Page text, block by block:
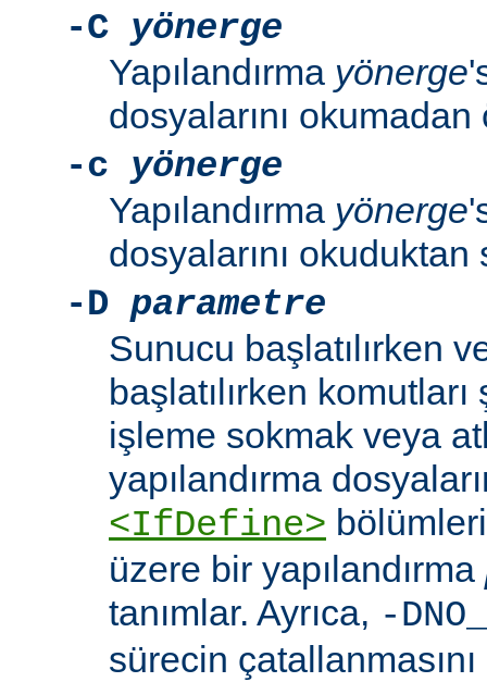
-C yönerge
Yapılandırma yönerge
dosyalarını
-c
yönerge
Yapılandırma yönerge
dosyalarını
-D parametre
Sunucu başlatılırken
başlatılırken
işleme sokmak veya
yapılandırma
<IfDefine>
üzere bir yapılandırma
tanımlar. Ayrıca, -
sürecin